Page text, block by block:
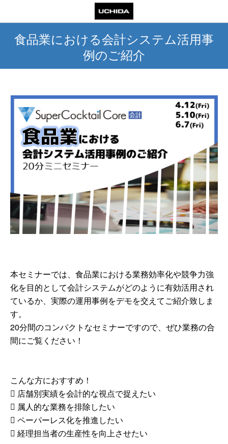
食品業における会計システム活用事
例のご紹介
本セミナーでは、食品業における業務効率化や競争力強
化を目的として会計システムがどのように有効活用され
ているか、実際の運用事例をデモを交えてご紹介致しま
す。
20分間のコンパクトなセミナーですので、ぜひ業務の合
間にご覧ください！
こんな方におすすめ！
 店舗別実績を会計的な視点で捉えたい
 属人的な業務を排除したい
 ペーパーレス化を推進したい
 経理担当者の生産性を向上させたい